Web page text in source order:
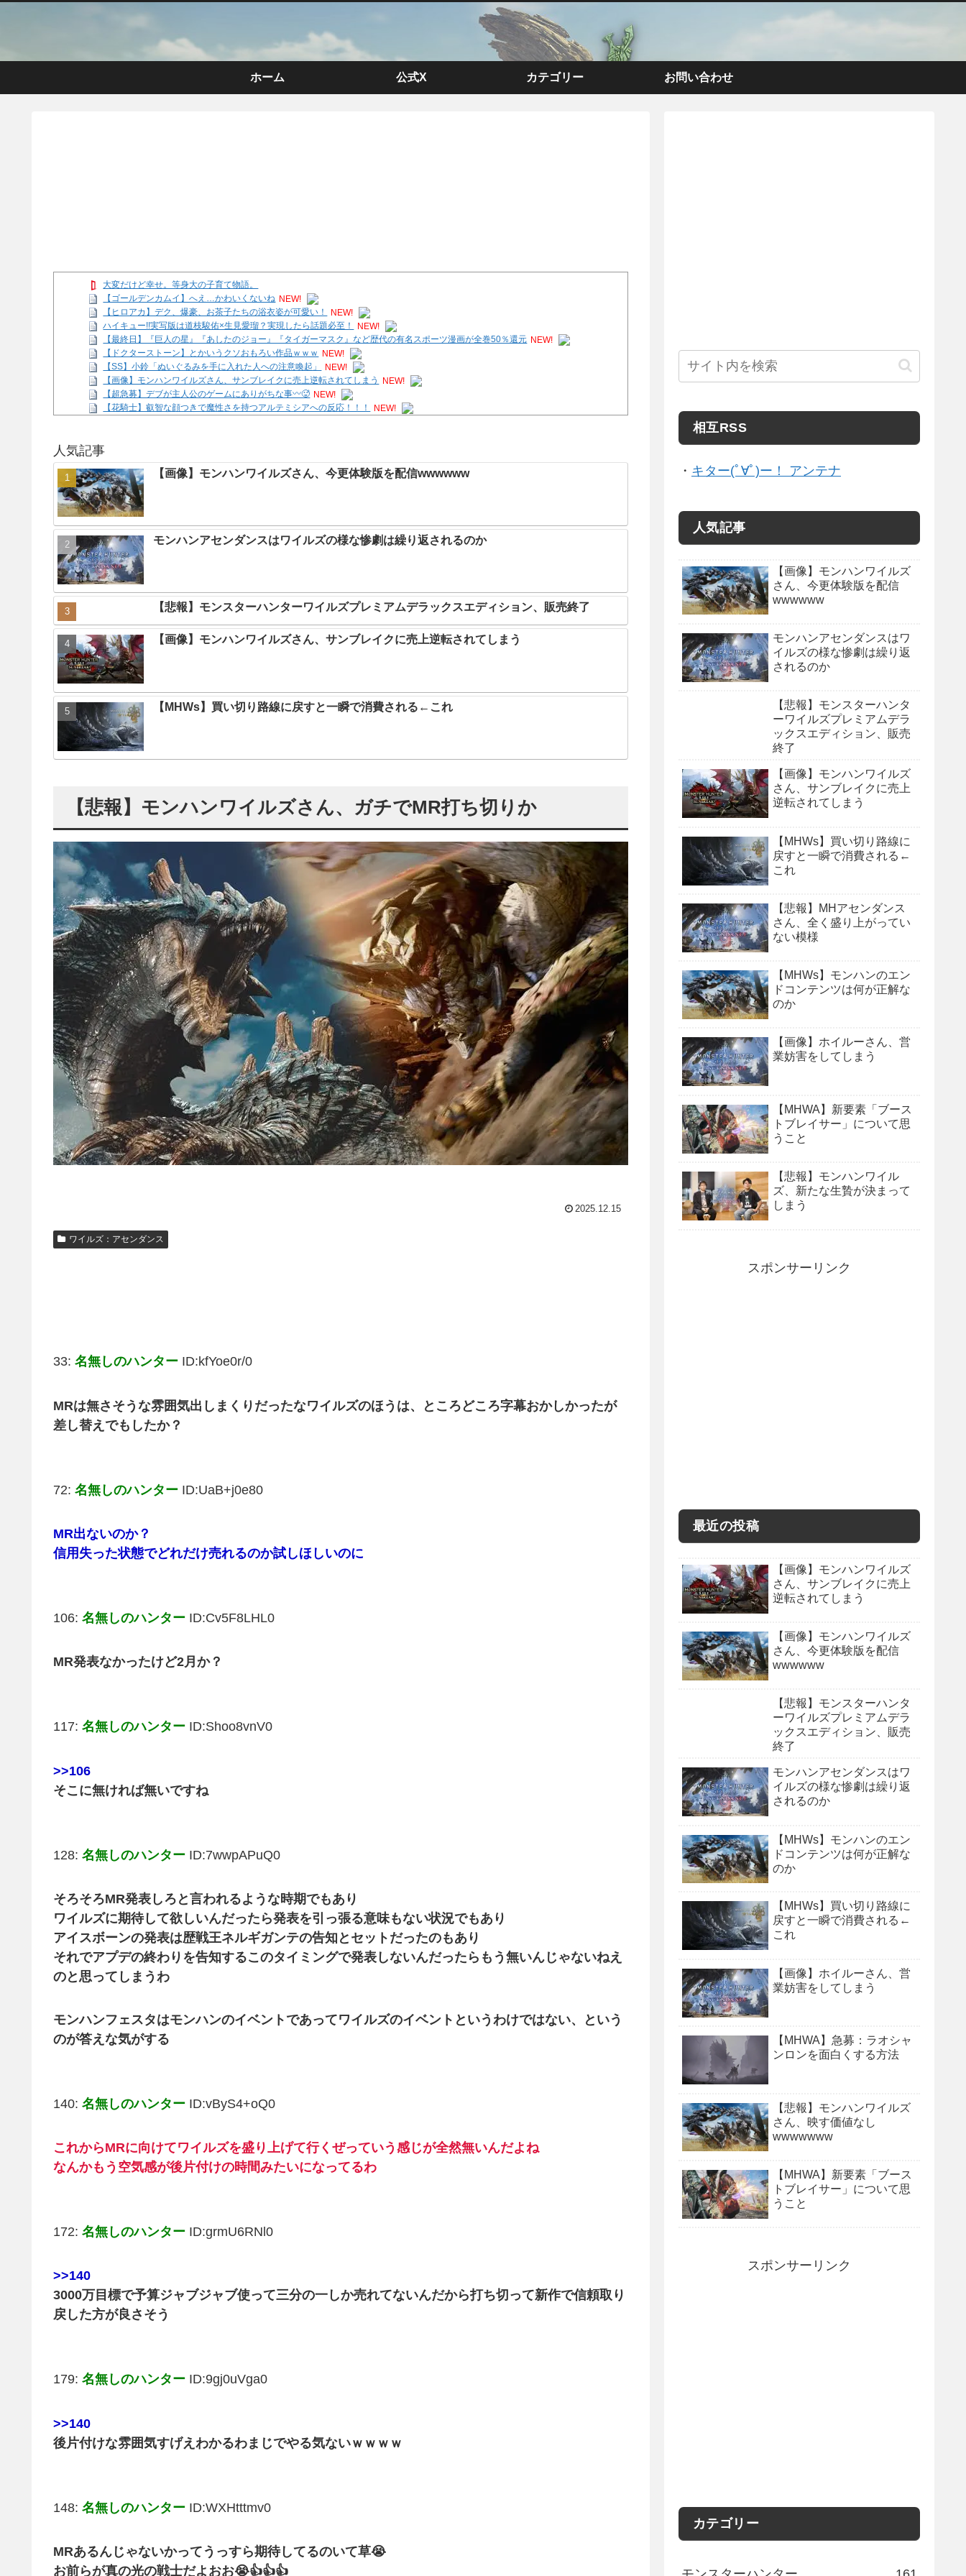
ホーム 公式X カテゴリー お問い合わせ
大変だけど幸せ。等身大の子育て物語。
【ゴールデンカムイ】へえ…かわいくないね NEW!
【ヒロアカ】デク、爆豪、お茶子たちの浴衣姿が可愛い！
NEW!
ハイキュー!!実写版は道枝駿佑×生見愛瑠？実現したら話題必至！
NEW!
【最終日】『巨人の星』『あしたのジョー』『タイガーマスク』など歴代の有名スポーツ漫画が全巻50％還元 NEW!
【ドクターストーン】とかいうクソおもろい作品ｗｗｗ NEW!
【SS】小鈴「ぬいぐるみを手に入れた人への注意喚起」
NEW!
【画像】モンハンワイルズさん、サンブレイクに売上逆転されてしまう
NEW!
【超急募】デブが主人公のゲームにありがちな事〰🥵 NEW!
【花騎士】叡智な顔つきで魔性さを持つアルテミシアへの反応！！！
NEW!
Powered by livedoor 相互RSS
人気記事
【画像】モンハンワイルズさん、今更体験版を配信wwwwww
モンハンアセンダンスはワイルズの様な惨劇は繰り返されるのか
【悲報】モンスターハンターワイルズプレミアムデラックスエディション、販売終了
【画像】モンハンワイルズさん、サンブレイクに売上逆転されてしまう
【MHWs】買い切り路線に戻すと一瞬で消費される←これ
【悲報】モンハンワイルズさん、ガチでMR打ち切りか
2025.12.15
ワイルズ：アセンダンス
33: 名無しのハンター ID:kfYoe0r/0
MRは無さそうな雰囲気出しまくりだったなワイルズのほうは、ところどころ字幕おかしかったが
差し替えでもしたか？
72: 名無しのハンター ID:UaB+j0e80
MR出ないのか？
信用失った状態でどれだけ売れるのか試しほしいのに
106: 名無しのハンター ID:Cv5F8LHL0
MR発表なかったけど2月か？
117: 名無しのハンター ID:Shoo8vnV0
>>106
そこに無ければ無いですね
128: 名無しのハンター ID:7wwpAPuQ0
そろそろMR発表しろと言われるような時期でもあり
ワイルズに期待して欲しいんだったら発表を引っ張る意味もない状況でもあり
アイスボーンの発表は歴戦王ネルギガンテの告知とセットだったのもあり
それでアプデの終わりを告知するこのタイミングで発表しないんだったらもう無いんじゃないねえ
のと思ってしまうわ
モンハンフェスタはモンハンのイベントであってワイルズのイベントというわけではない、という
のが答えな気がする
140: 名無しのハンター ID:vByS4+oQ0
これからMRに向けてワイルズを盛り上げて行くぜっていう感じが全然無いんだよね
なんかもう空気感が後片付けの時間みたいになってるわ
172: 名無しのハンター ID:grmU6RNl0
>>140
3000万目標で予算ジャブジャブ使って三分の一しか売れてないんだから打ち切って新作で信頼取り
戻した方が良さそう
179: 名無しのハンター ID:9gj0uVga0
>>140
後片付けな雰囲気すげえわかるわまじでやる気ないｗｗｗｗ
148: 名無しのハンター ID:WXHtttmv0
MRあるんじゃないかってうっすら期待してるのいて草😭
お前らが真の光の戦士だよおお😭👍👍👍
相互RSS
・ キター(ﾟ∀ﾟ)ー！ アンテナ
人気記事
【画像】モンハンワイルズ
さん、今更体験版を配信
wwwwww
モンハンアセンダンスはワ
イルズの様な惨劇は繰り返
されるのか
【悲報】モンスターハンタ
ーワイルズプレミアムデラ
ックスエディション、販売
終了
【画像】モンハンワイルズ
さん、サンブレイクに売上
逆転されてしまう
【MHWs】買い切り路線に
戻すと一瞬で消費される←
これ
【悲報】MHアセンダンス
さん、全く盛り上がってい
ない模様
【MHWs】モンハンのエン
ドコンテンツは何が正解な
のか
【画像】ホイルーさん、営
業妨害をしてしまう
【MHWA】新要素「ブース
トブレイサー」について思
うこと
【悲報】モンハンワイル
ズ、新たな生贄が決まって
しまう
スポンサーリンク
最近の投稿
【画像】モンハンワイルズ
さん、サンブレイクに売上
逆転されてしまう
【画像】モンハンワイルズ
さん、今更体験版を配信
wwwwww
【悲報】モンスターハンタ
ーワイルズプレミアムデラ
ックスエディション、販売
終了
モンハンアセンダンスはワ
イルズの様な惨劇は繰り返
されるのか
【MHWs】モンハンのエン
ドコンテンツは何が正解な
のか
【MHWs】買い切り路線に
戻すと一瞬で消費される←
これ
【画像】ホイルーさん、営
業妨害をしてしまう
【MHWA】急募：ラオシャ
ンロンを面白くする方法
【悲報】モンハンワイルズ
さん、映す価値なし
wwwwwww
【MHWA】新要素「ブース
トブレイサー」について思
うこと
スポンサーリンク
カテゴリー